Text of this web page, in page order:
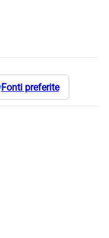
Fonti preferite